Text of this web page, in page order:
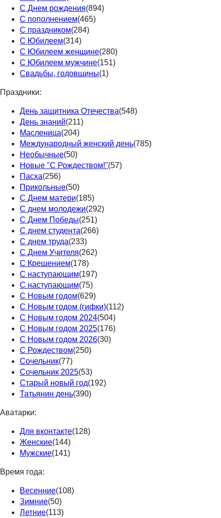
С Днем рождения(894)
С пополнением(465)
С праздником(284)
С Юбилеем(314)
С Юбилеем женщине(280)
С Юбилеем мужчине(151)
Свадьбы, годовщины(1)
Праздники:
День защитника Отечества(548)
День знаний(211)
Масленица(204)
Международный женский день(785)
Необычные(50)
Новые "С Рождеством!"(57)
Пасха(256)
Прикольные(50)
С Днем матери(185)
С днем молодежи(292)
С Днем Победы(251)
С днем студента(266)
С днем труда(233)
С Днем Учителя(262)
С Крещением(178)
С наступающим(197)
С наступающим(75)
С Новым годом(629)
С Новым годом (гифки)(112)
С Новым годом 2024(504)
С Новым годом 2025(176)
С Новым годом 2026(30)
С Рождеством(250)
Сочельник(77)
Сочельник 2025(53)
Старый новый год(192)
Татьянин день(390)
Аватарки:
Для вконтакте(128)
Женские(144)
Мужские(141)
Время года:
Весенние(108)
Зимние(50)
Летние(113)